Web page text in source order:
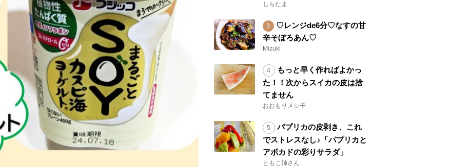
しらたま
♡レンジde6分♡なすの甘
辛そぼろあん♡
Mizuki
もっと早く作ればよかっ
た！！次からスイカの皮は捨
てません
おおもりメシ子
パプリカの皮剥き、これ
でストレスなし♪「パプリカと
アボカドの彩りサラダ」
ともこ姉さん